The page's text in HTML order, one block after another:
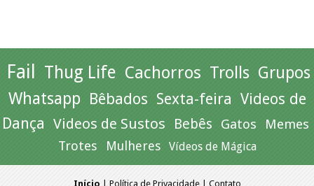
Fail Thug Life Cachorros Trolls Grupos
Whatsapp Bêbados Sexta-feira Videos de
Dança Videos de Sustos Bebês Gatos Memes
Trotes Mulheres Vídeos de Mágica
Início Política de Privacidade| Contato